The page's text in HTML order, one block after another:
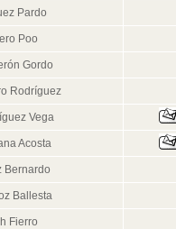
Pardo
Poo
Gordo
Rodríguez
Vega
Acosta
Bernardo
Ballesta
Fierro